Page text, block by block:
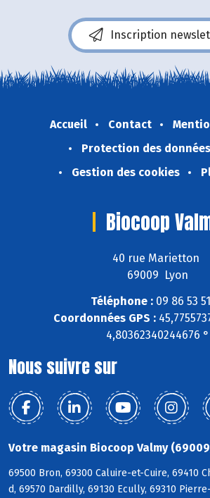
Inscription
Accueil Contact
Protection des données
Gestion des cookies
Biocoop
40 rue Marietton
69009 Lyon
Téléphone : 09 86 53
Coordonnées GPS :
4,80362340244676 °
Nous suivre sur
Votre magasin Biocoop Valmy
69500 Bron, 69300 Caluire-et-Cuire, 69410
d, 69570 Dardilly, 69130 Ecully, 69310